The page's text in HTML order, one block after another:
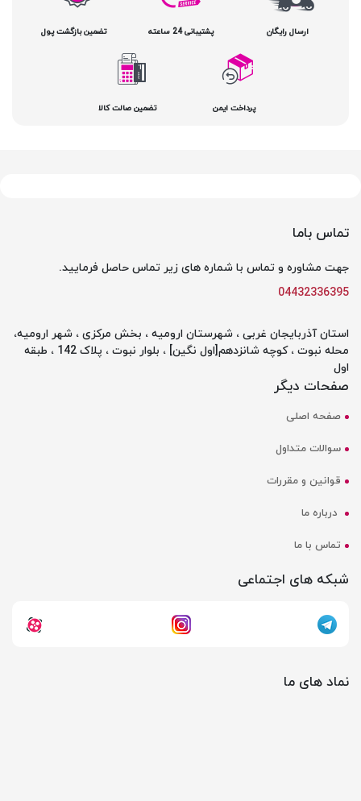
ارسال رایگان پشتیبانی 24 ساعته تضمین بازگشت پول
پرداخت ایمن تضمین صالت کالا
تماس باما
جهت مشاوره و تماس با شماره های زیر تماس حاصل فرمایید.
04432336395
استان آذربایجان غربی ، شهرستان ارومیه ، بخش مرکزی ، شهر ارومیه،
محله نبوت ، کوچه شانزدهم[اول نگین] ، بلوار نبوت ، پلاک 142 ، طبقه
اول
صفحات دیگر
صفحه اصلی
سوالات متداول
قوانین و مقررات
درباره ما
تماس با ما
شبکه های اجتماعی
نماد های ما